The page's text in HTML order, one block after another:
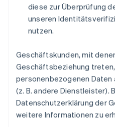
diese zur Überprüfung
unseren
nutzen.
Geschäftskunden, mit
Geschäftsbeziehung treten,
personenbezogenen
(z. B. andere Dienstleister).
Datenschutzerklärung der
weitere Informationen zu